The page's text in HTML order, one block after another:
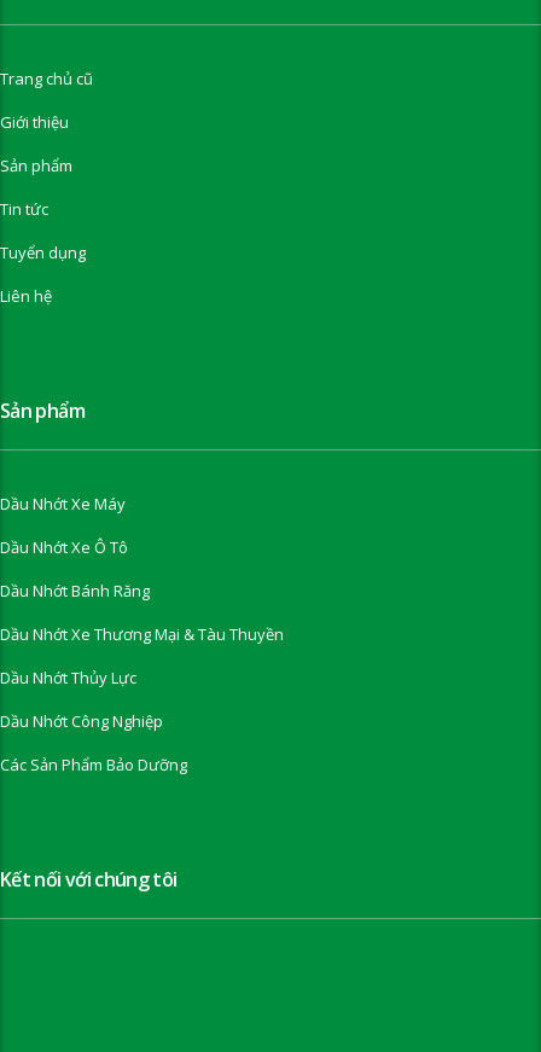
Trang chủ cũ
Giới thiệu
Sản phẩm
Tin tức
Tuyển dụng
Liên hệ
Sản phẩm
Dầu Nhớt Xe Máy
Dầu Nhớt Xe Ô Tô
Dầu Nhớt Bánh Răng
Dầu Nhớt Xe Thương Mại & Tàu Thuyền
Dầu Nhớt Thủy Lực
Dầu Nhớt Công Nghiệp
Các Sản Phẩm Bảo Dưỡng
Kết nối với chúng tôi